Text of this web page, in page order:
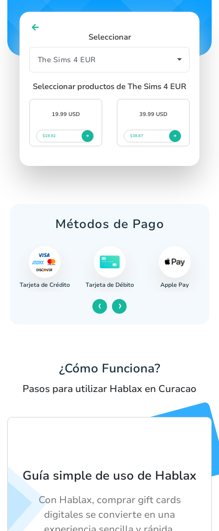
Seleccionar
Seleccionar productos de The Sims 4 EUR
19.99 USD
$19.92
39.99 USD
$38.87
Métodos de Pago
Tarjeta de Crédito Tarjeta de Débito Apple Pay
‹ ›
¿Cómo Funciona?
Pasos para utilizar Hablax en Curacao
Guía simple de uso de Hablax
Con Hablax, comprar gift cards
digitales se convierte en una